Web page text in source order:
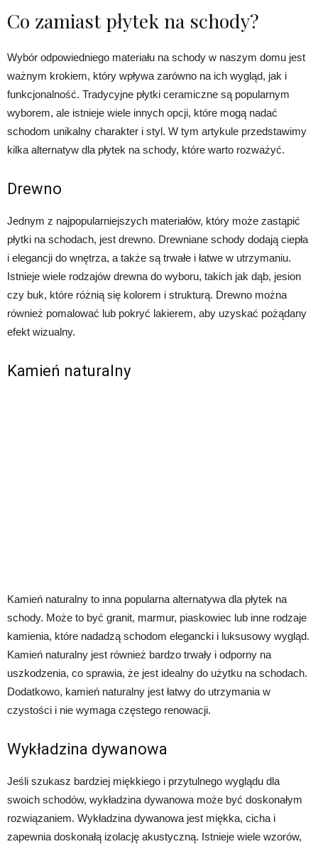
Co zamiast płytek na schody?
Wybór odpowiedniego materiału na schody w naszym domu jest
ważnym krokiem, który wpływa zarówno na ich wygląd, jak i
funkcjonalność. Tradycyjne płytki ceramiczne są popularnym
wyborem, ale istnieje wiele innych opcji, które mogą nadać
schodom unikalny charakter i styl. W tym artykule przedstawimy
kilka alternatyw dla płytek na schody, które warto rozważyć.
Drewno
Jednym z najpopularniejszych materiałów, który może zastąpić
płytki na schodach, jest drewno. Drewniane schody dodają ciepła
i elegancji do wnętrza, a także są trwałe i łatwe w utrzymaniu.
Istnieje wiele rodzajów drewna do wyboru, takich jak dąb, jesion
czy buk, które różnią się kolorem i strukturą. Drewno można
również pomalować lub pokryć lakierem, aby uzyskać pożądany
efekt wizualny.
Kamień naturalny
Kamień naturalny to inna popularna alternatywa dla płytek na
schody. Może to być granit, marmur, piaskowiec lub inne rodzaje
kamienia, które nadadzą schodom elegancki i luksusowy wygląd.
Kamień naturalny jest również bardzo trwały i odporny na
uszkodzenia, co sprawia, że jest idealny do użytku na schodach.
Dodatkowo, kamień naturalny jest łatwy do utrzymania w
czystości i nie wymaga częstego renowacji.
Wykładzina dywanowa
Jeśli szukasz bardziej miękkiego i przytulnego wyglądu dla
swoich schodów, wykładzina dywanowa może być doskonałym
rozwiązaniem. Wykładzina dywanowa jest miękka, cicha i
zapewnia doskonałą izolację akustyczną. Istnieje wiele wzorów,